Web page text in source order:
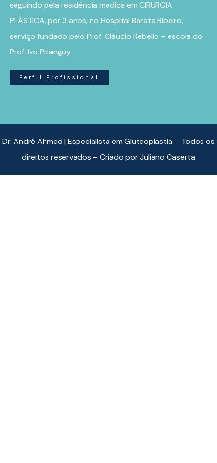
seguindo pela residência médica em CIRURGIA
PLÁSTICA, por 3 anos, no Hospital Barata Ribeiro,
serviço fundado pelo Prof. Cláudio Rebello – escola do
Prof. Ivo Pitanguy.
Perfil Profissional
Dr. André Ahmed | Especialista em Gluteoplastia – Todos os
direitos reservados – Criado porJuliano Caserta